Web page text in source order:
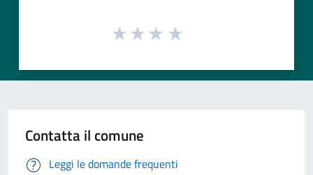
Contatta il comune
Leggi le domande frequenti